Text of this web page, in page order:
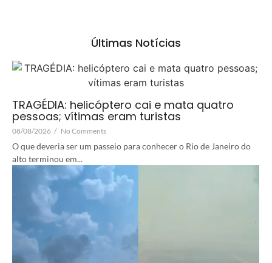
Últimas Notícias
TRAGÉDIA: helicóptero cai e mata quatro
pessoas; vítimas eram turistas
08/08/2026 / No Comments
O que deveria ser um passeio para conhecer o Rio de Janeiro do
alto terminou em...